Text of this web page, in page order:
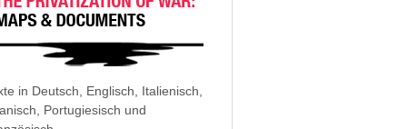
in Deutsch, Englisch, Italienisch,
Portugiesisch und